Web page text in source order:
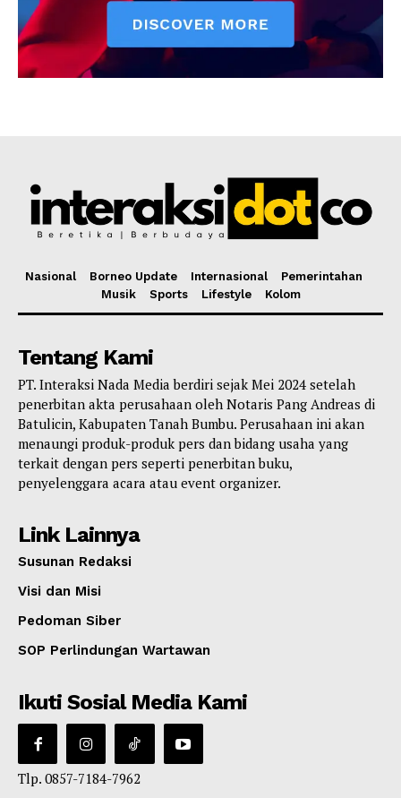
Nasional Borneo Update Internasional
Pemerintahan
Musik
Sports Lifestyle Kolom
Tentang Kami
PT. Interaksi Nada Media berdiri sejak Mei 2024 setelah
penerbitan akta perusahaan oleh Notaris Pang Andreas di
Batulicin, Kabupaten Tanah Bumbu. Perusahaan ini akan
menaungi produk-produk pers dan bidang usaha yang
terkait dengan pers seperti penerbitan buku,
penyelenggara acara atau event organizer.
Link Lainnya
Susunan Redaksi
Visi dan Misi
Pedoman Siber
SOP Perlindungan Wartawan
Ikuti Sosial Media Kami
Tlp. 0857-7184-7962